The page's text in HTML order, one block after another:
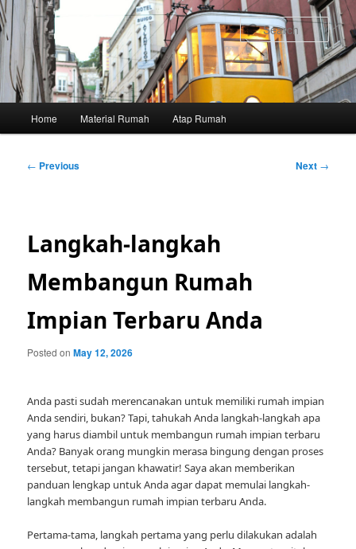
Skip
to
primary
content
Home Material Rumah Atap Rumah
Post
← Previous Next →
Langkah-langkah
Membangun Rumah
Impian Terbaru Anda
Posted onMay 12, 2026
Anda pasti sudah merencanakan untuk memiliki rumah impian
Anda sendiri, bukan? Tapi, tahukah Anda langkah-langkah apa
yang harus diambil untuk membangun rumah impian terbaru
Anda? Banyak orang mungkin merasa bingung dengan proses
tersebut, tetapi jangan khawatir! Saya akan memberikan
panduan lengkap untuk Anda agar dapat memulai langkah-
langkah membangun rumah impian terbaru Anda.
Pertama-tama, langkah pertama yang perlu dilakukan adalah